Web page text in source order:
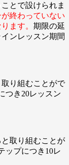
とで設けられま
終わっていない
ます。 期限の延
ンレッスン期間
り組むことがで
つき20レッスン
取り組むことが
ップにつき10レ